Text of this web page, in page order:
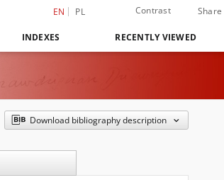
EN PL Contrast Share
INDEXES RECENTLY VIEWED
Download bibliography description